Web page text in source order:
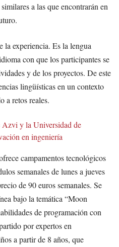
a las que encontrarán en
la experiencia. Es la lengua
con que los participantes se
y de los proyectos. De este
lingüísticas en un contexto
a retos reales.
Azvi y la Universidad de
en ingeniería
campamentos tecnológicos
semanales de lunes a jueves
de 90 euros semanales. Se
bajo la temática “Moon
de programación con
por expertos en
a partir de 8 años, que